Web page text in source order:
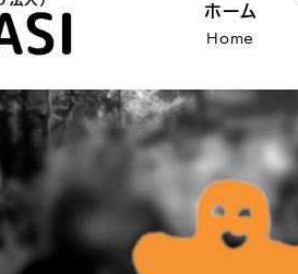
ホーム
Home